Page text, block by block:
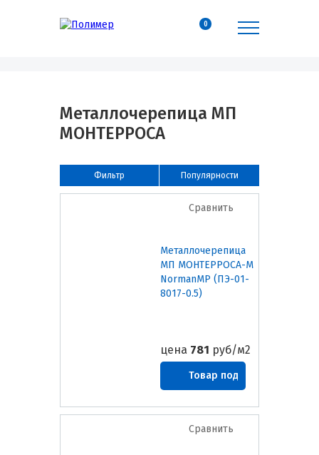
0
Металлочерепица МП
МОНТЕРРОСА
Популярности
Фильтр
Сравнить
Металлочерепица
МП МОНТЕРРОСА-M
NormanMP (ПЭ-01-
8017-0.5)
цена 781 руб/м2
Товар под
заказ
Сравнить